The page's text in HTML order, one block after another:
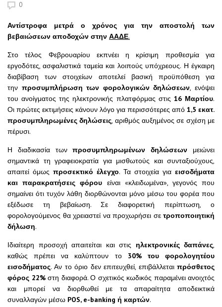
0
Αντίστροφα μετρά ο χρόνος για την αποστολή των
βεβαιώσεων αποδοχών στην ΑΑΔΕ.
Στο τέλος Φεβρουαρίου εκπνέει η κρίσιμη προθεσμία για
εργοδότες, ασφαλιστικά ταμεία και λοιπούς υπόχρεους. Η έγκαιρη
διαβίβαση των στοιχείων αποτελεί βασική προϋπόθεση για
την προσυμπλήρωση των φορολογικών δηλώσεων, ενόψει
του ανοίγματος της ηλεκτρονικής πλατφόρμας στις 16 Μαρτίου.
Οι πρώτες εκτιμήσεις κάνουν λόγο για περισσότερες από 1,5 εκατ.
προσυμπληρωμένες δηλώσεις, αριθμός αυξημένος σε σχέση με
πέρυσι.
Η διαδικασία τωνπροσυμπληρωμένων δηλώσεων μειώνει
σημαντικά τη γραφειοκρατία για μισθωτούς και συνταξιούχους,
απαιτεί όμως προσεκτικό έλεγχο. Τα στοιχεία για εισοδήματα
και παρακρατήσεις φόρου είναι «κλειδωμένα», γεγονός που
σημαίνει ότι τυχόν λάθη διορθώνονται μόνο μέσω του φορέα που
εξέδωσε τη βεβαίωση. Σε διαφορετική περίπτωση, ο
φορολογούμενος θα χρειαστεί να προχωρήσει σε τροποποιητική
δήλωση.
Ιδιαίτερη προσοχή απαιτείται και στις ηλεκτρονικές δαπάνες,
καθώς πρέπει να καλύπτουν το 30% του φορολογητέου
εισοδήματος. Αν το όριο δεν επιτευχθεί, επιβάλλεται πρόσθετος
φόρος 22%στη διαφορά. Ο σχετικός κωδικός παραμένει ανοιχτός
και μπορεί να διορθωθεί με τα απαραίτητα αποδεικτικά
συναλλαγών μέσω POS, e-banking ή καρτών.